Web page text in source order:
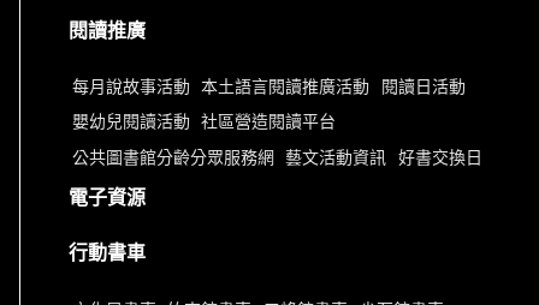
閱讀推廣
每月說故事活動 本土語言閱讀推廣活動 閱讀日活動
嬰幼兒閱讀活動 社區營造閱讀平台
公共圖書館分齡分眾服務網 藝文活動資訊 好書交換日
電子資源
行動書車